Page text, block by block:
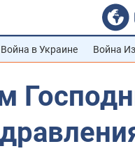
Война в Украине Война